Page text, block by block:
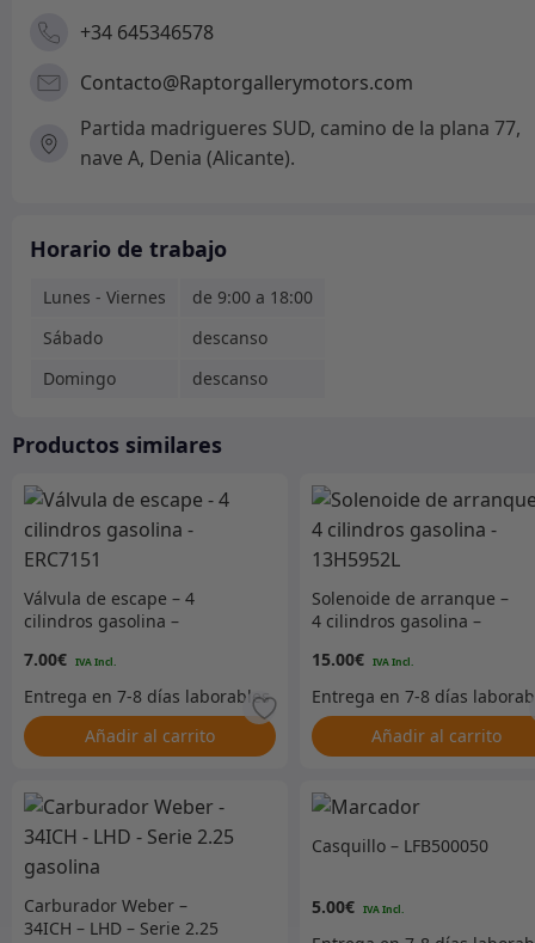
+34 645346578
Contacto@Raptorgallerymotors.com
Partida madrigueres SUD, camino de la plana 77,
nave A, Denia (Alicante).
Horario de trabajo
Lunes - Viernes
de 9:00 a 18:00
Sábado
descanso
Domingo
descanso
Productos similares
Válvula de escape – 4
cilindros gasolina –
7.00€
Añadir al carrito
Solenoide de arranque –
4 cilindros gasolina –
15.00€
Añadir al carrito
Carburador Weber –
34ICH – LHD – Serie 2.25
Casquillo – LFB500050
5.00€